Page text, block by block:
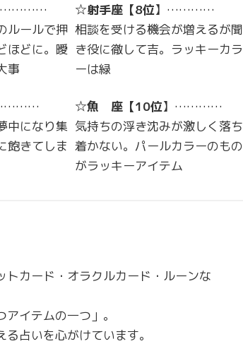
…………
ルールで押
ほどに。曖
事
☆射手座 【8位】…………
相談を受ける機会が増えるが聞
き役に徹して吉。ラッキーカラ
ーは緑
中になり集
飽きてしま
☆魚 座 【10位】…………
気持ちの浮き沈みが激しく落ち
着かない。パールカラーのもの
がラッキーアイテム
トカード・オラクルカード・ルーンな
アイテムの一つ」。
占いを心がけています。